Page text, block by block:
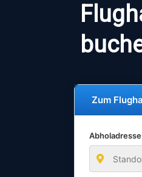
Zum
Abholadresse